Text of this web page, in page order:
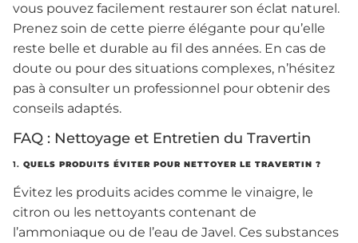
vous pouvez facilement restaurer son éclat naturel.
Prenez soin de cette pierre élégante pour qu’elle
reste belle et durable au fil des années. En cas de
doute ou pour des situations complexes, n’hésitez
pas à consulter un professionnel pour obtenir des
conseils adaptés.
FAQ : Nettoyage et Entretien du Travertin
1. QUELS PRODUITS ÉVITER POUR NETTOYER LE TRAVERTIN ?
Évitez les produits acides comme le vinaigre, le
citron ou les nettoyants contenant de
l’ammoniaque ou de l’eau de Javel. Ces substances